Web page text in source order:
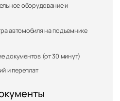
оборудование и
автомобиля на подъемнике
документов (от 30 минут)
и переплат